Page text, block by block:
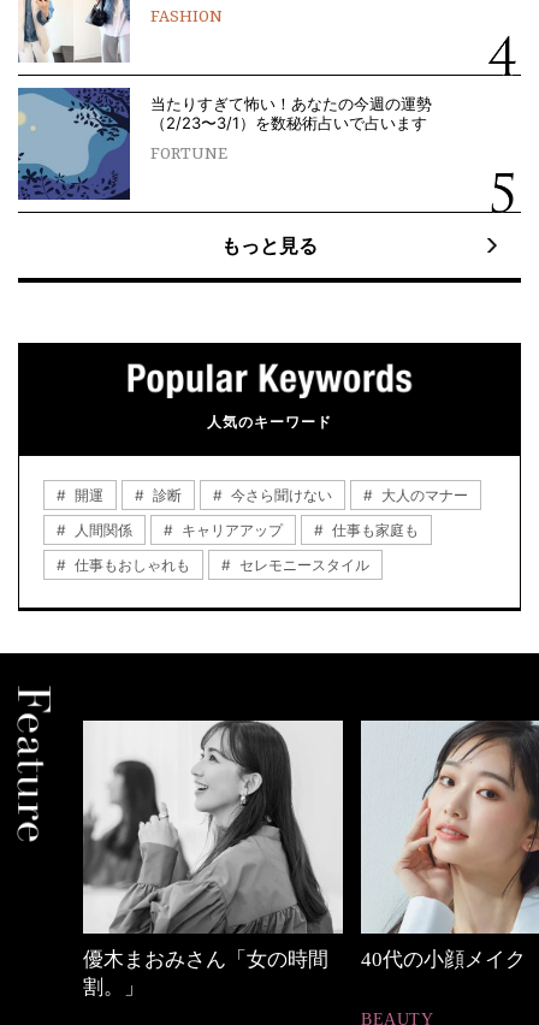
FASHION
当たりすぎて怖い！あなたの今週の運勢
（2/23〜3/1）を数秘術占いで占います
FORTUNE
もっと見る
人気のキーワード
開運 診断 今さら聞けない
大人のマナー
人間関係
キャリアアップ
仕事も家庭も
仕事もおしゃれも
セレモニースタイル
優木まおみさん「女の時間
割。」
40代の小顔メイク
BEAUTY